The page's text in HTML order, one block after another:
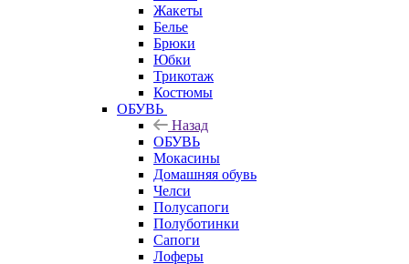
Жакеты
Белье
Брюки
Юбки
Трикотаж
Костюмы
ОБУВЬ
Назад
ОБУВЬ
Мокасины
Домашняя обувь
Челси
Полусапоги
Полуботинки
Сапоги
Лоферы